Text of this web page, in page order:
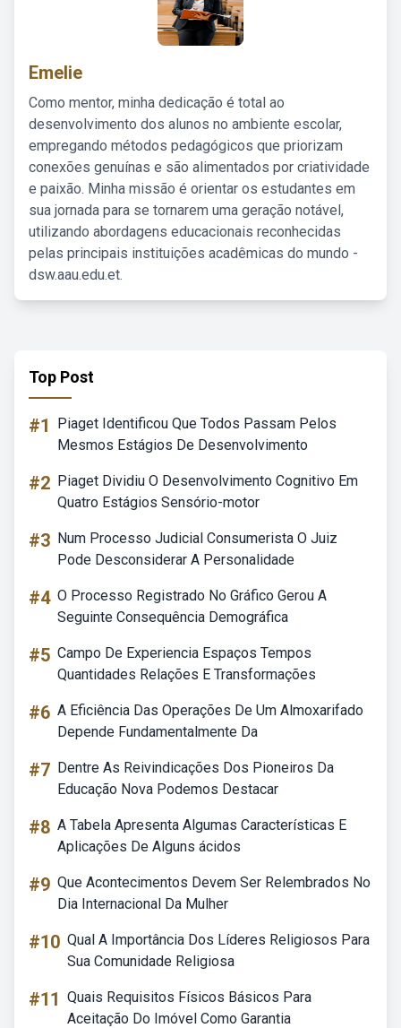
Emelie
Como mentor, minha dedicação é total ao
desenvolvimento dos alunos no ambiente escolar,
empregando métodos pedagógicos que priorizam
conexões genuínas e são alimentados por criatividade
e paixão. Minha missão é orientar os estudantes em
sua jornada para se tornarem uma geração notável,
utilizando abordagens educacionais reconhecidas
pelas principais instituições acadêmicas do mundo -
dsw.aau.edu.et.
Top Post
#1
Piaget Identificou Que Todos Passam Pelos
Mesmos Estágios De Desenvolvimento
#2 Piaget Dividiu O Desenvolvimento Cognitivo Em
Quatro Estágios Sensório-motor
#3 Num Processo Judicial Consumerista O Juiz
Pode Desconsiderar A Personalidade
#4 O Processo Registrado No Gráfico Gerou A
Seguinte Consequência Demográfica
#5 Campo De Experiencia Espaços Tempos
Quantidades Relações E Transformações
#6 A Eficiência Das Operações De Um Almoxarifado
Depende Fundamentalmente Da
#7 Dentre As Reivindicações Dos Pioneiros Da
Educação Nova Podemos Destacar
#8 A Tabela Apresenta Algumas Características E
Aplicações De Alguns ácidos
#9 Que Acontecimentos Devem Ser Relembrados No
Dia Internacional Da Mulher
#10 Qual A Importância Dos Líderes Religiosos Para
Sua Comunidade Religiosa
#11 Quais Requisitos Físicos Básicos Para
Aceitação Do Imóvel Como Garantia